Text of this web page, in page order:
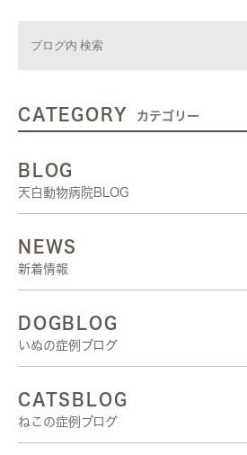
CATEGORY カテゴリー
BLOG
天白動物病院BLOG
NEWS
新着情報
DOGBLOG
いぬの症例ブログ
CATSBLOG
ねこの症例ブログ